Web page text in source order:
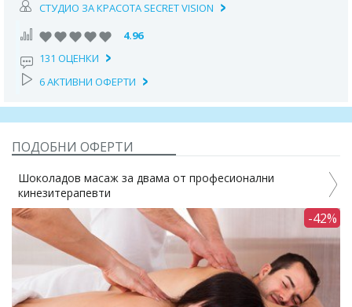
СТУДИО ЗА КРАСОТА SECRET VISION
4.96
131 ОЦЕНКИ
6 АКТИВНИ ОФЕРТИ
ПОДОБНИ ОФЕРТИ
Шоколадов масаж за двама от професионални
кинезитерапевти
-42%